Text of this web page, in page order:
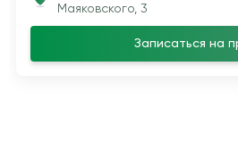
Маяковского, 3
Записаться на